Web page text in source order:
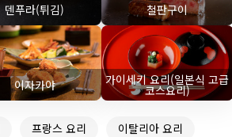
덴푸라(튀김) 철판구이
이자카야 가이세키 요리(일본식 고급
코스요리)
프랑스 요리 이탈리아 요리